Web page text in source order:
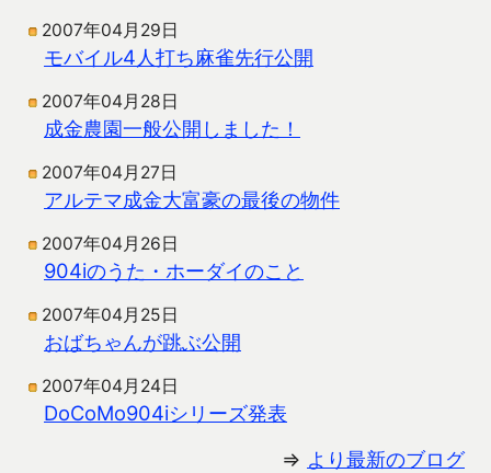
2007年04月29日
モバイル4人打ち麻雀先行公開
2007年04月28日
成金農園一般公開しました！
2007年04月27日
アルテマ成金大富豪の最後の物件
2007年04月26日
904iのうた・ホーダイのこと
2007年04月25日
おばちゃんが跳ぶ公開
2007年04月24日
DoCoMo904iシリーズ発表
⇒ より最新のブログ